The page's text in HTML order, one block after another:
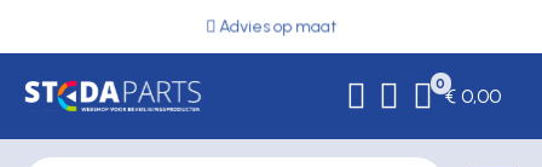
Advies op maat
0
€ 0,00